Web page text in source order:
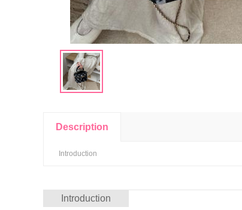
Description
Introduction
Introduction